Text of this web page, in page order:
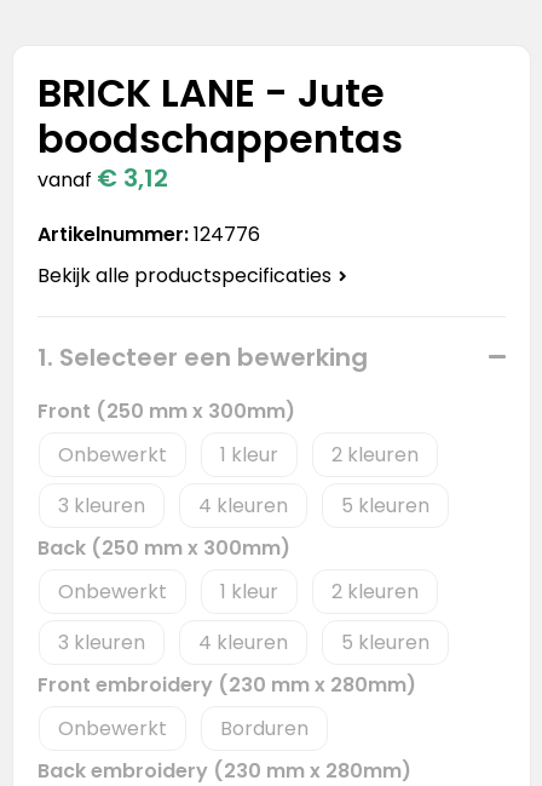
Tap Out
Tony's Chocolonely
BRICK LANE - Jute
boodschappentas
vanaf € 3,12
Artikelnummer:124776
Bekijk alle productspecificaties
1. Selecteer een bewerking
Front (250 mm x 300mm)
Onbewerkt
1
2
3
4
5
Back (250 mm x 300mm)
Onbewerkt
1
2
3
4
5
Front embroidery (230 mm x 280mm)
Onbewerkt
Borduren
Back embroidery (230 mm x 280mm)